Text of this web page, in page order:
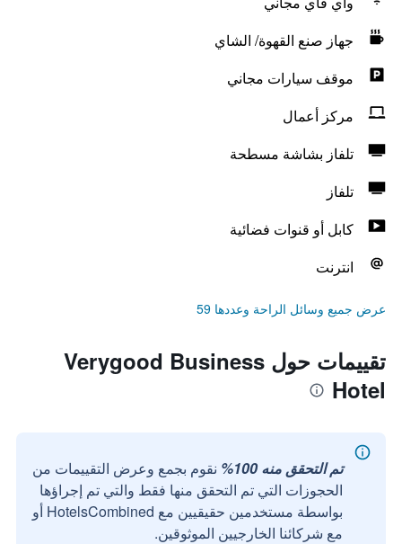
جهاز صنع القهوة/ الشاي
موقف سيارات مجاني
مركز أعمال
تلفاز بشاشة مسطحة
تلفاز
كابل أو قنوات فضائية
انترنت
عرض جميع وسائل الراحة وعددها 59
تقييمات حول Verygood Business
Hotel
تم التحقق منه 100%
نقوم بجمع وعرض التقييمات من
الحجوزات التي تم التحقق منها فقط والتي تم إجراؤها
بواسطة مستخدمين حقيقيين مع HotelsCombined أو
مع شركائنا الخارجيين الموثوقين.